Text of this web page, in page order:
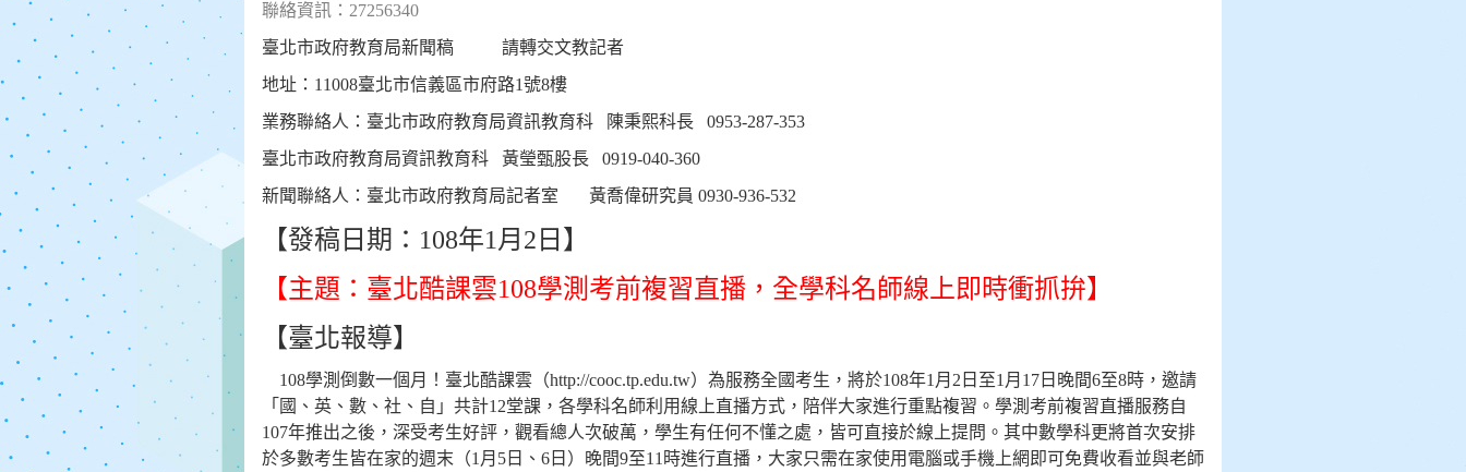
聯絡資訊： 27256340
臺北市政府教育局新聞稿
請轉交文教記者
地址： 11008臺北市信義區市府路1號8樓
業務聯絡人：臺北市政府教育局資訊教育科
陳秉熙科長 0953-287-353
臺北市政府教育局資訊教育科
黃瑩甄股長 0919-040-360
新聞聯絡人：臺北市政府教育局記者室
黃喬偉研究員 0930-936-532
【發稿日期： 108年1 月 2 日】
【主題：臺北酷課雲108學測考前複習直播，全學科名師線上即時衝抓拚】
【臺北報導】
108學測倒數一個月！臺北酷課雲（http://cooc.tp.edu.tw）為服務全國考生，將於108年1 月 2 日至1 月 17 日晚間6至8時，邀請
「國、英、數、社、自」共計12堂課，各學科名師利用線上直播方式，陪伴大家進行重點複習。學測考前複習直播服務自
107年推出之後，深受考生好評，觀看總人次破萬，學生有任何不懂之處，皆可直接於線上提問。其中數學科更將首次安排
於多數考生皆在家的週末（1 月 5 日、 6 日）晚間9至11 時進行直播，大家只需在家使用電腦或手機上網即可免費收看並與老師